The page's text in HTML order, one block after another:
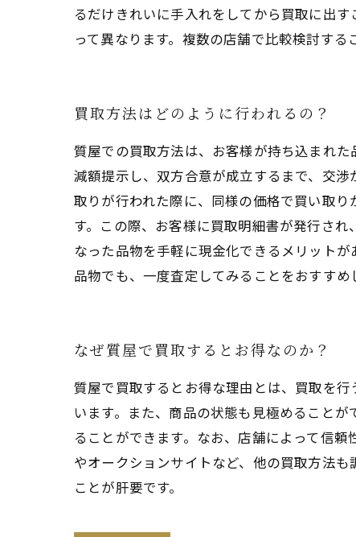
るだけきれいに手入れをしてから買取に出
って異なります。複数の店舗で比較検討する
買取方法はどのように行われるの？
質屋での買取方法は、お客様が持ち込まれ
減額提示し、双方合意が成立するまで、交
取りが行われた際に、同様の価格で買い取
す。この際、お客様に買取明細書が発行さ
なった品物を手軽に現金化できるメリット
品物でも、一度査定してみることをおすすめ
なぜ質屋で買取するとお得なのか？
質屋で買取するとお得な理由とは、買取を
います。また、商品の状態も見極めること
ることができます。なお、店舗によって信
やオークションサイトなど、他の買取方法
ことが肝要です。